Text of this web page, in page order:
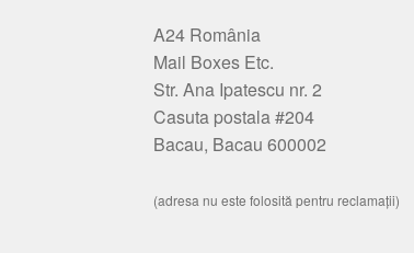
A24 România
Mail Boxes Etc.
Str. Ana Ipatescu nr. 2
Casuta postala #204
Bacau, Bacau 600002
(adresa nu este folosită pentru reclamații)